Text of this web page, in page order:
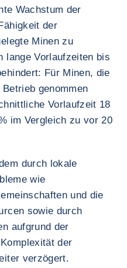
Wachstum der
der
Minen zu
lange Vorlaufzeiten bis
Für Minen, die
genommen
Vorlaufzeit 18
im Vergleich zu vor 20
durch lokale
wie
und die
sowie durch
aufgrund der
der
verzögert.